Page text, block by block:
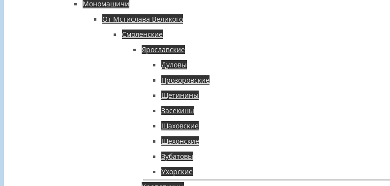
Мономашичи
От Мстислава Великого
Смоленские
Ярославские
Дуловы
Прозоровские
Щетинины
Засекины
Шаховские
Шехонские
Зубатовы
Ухорские